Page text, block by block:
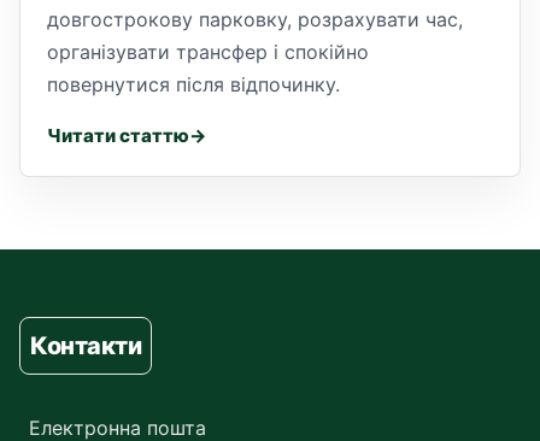
довгострокову парковку, розрахувати час,
організувати трансфер і спокійно
повернутися після відпочинку.
Читати статтю
Контакти
Електронна пошта